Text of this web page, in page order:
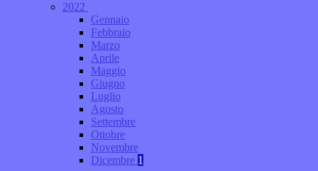
2022
Gennaio
Febbraio
Marzo
Aprile
Maggio
Giugno
Luglio
Agosto
Settembre
Ottobre
Novembre
Dicembre 1